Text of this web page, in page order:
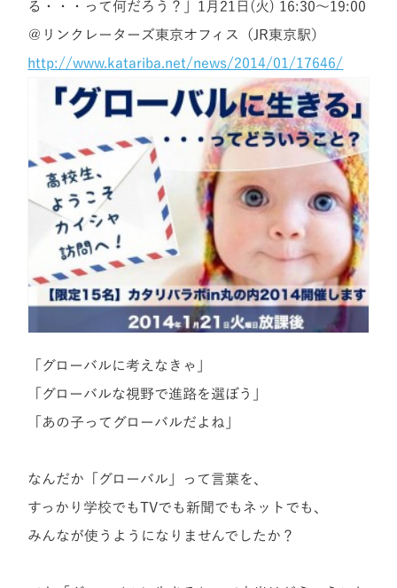
る・・・って何だろう？」1月21日(火) 16:30～19:00
＠リンクレーターズ東京オフィス（JR東京駅）
http://www.katariba.net/news/2014/01/17646/
「グローバルに考えなきゃ」
「グローバルな視野で進路を選ぼう」
「あの子ってグローバルだよね」
なんだか「グローバル」って言葉を、
すっかり学校でもTVでも新聞でもネットでも、
みんなが使うようになりませんでしたか？